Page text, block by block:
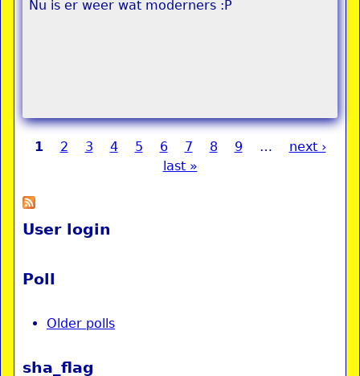
Nu is er weer wat moderners :P
1 2 3 4 5 6 7 8 9 …
next ›
last »
User login
Poll
Older polls
sha_flag